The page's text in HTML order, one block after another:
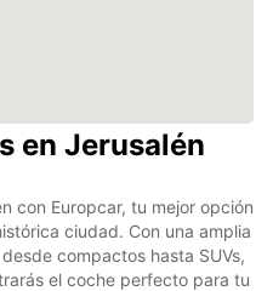
en Jerusalén
con Europcar, tu mejor opción
ciudad. Con una amplia
compactos hasta SUVs,
el coche perfecto para tu